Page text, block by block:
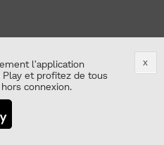
x
l'application
Play et profitez de tous
connexion.